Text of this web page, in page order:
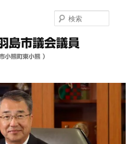
島市議会議員
小熊町東小熊 ）
索